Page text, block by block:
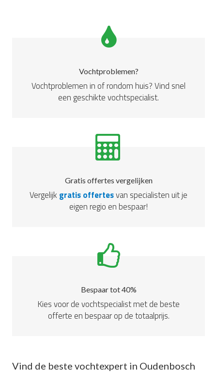
Vochtproblemen?
Vochtproblemen in of rondom huis? Vind snel
een geschikte vochtspecialist.
Gratis offertes vergelijken
Vergelijk gratis offertesvan specialisten uit je
eigen regio en bespaar!
Bespaar tot 40%
Kies voor de vochtspecialist met de beste
offerte en bespaar op de totaalprijs.
Vind de beste vochtexpert in Oudenbosch